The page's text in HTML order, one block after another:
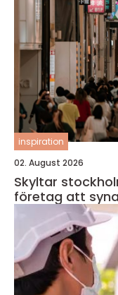
inspiration
02. August 2026
Skyltar stockholm hur rätt
företag att